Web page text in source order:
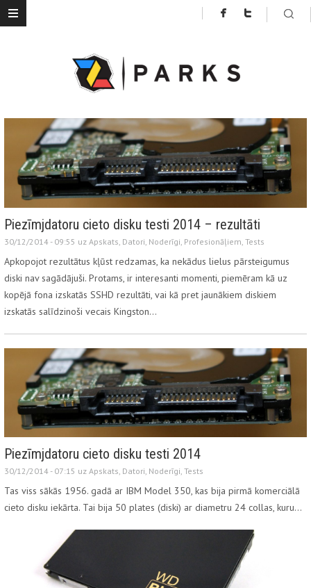
Piezīmjdatoru cieto disku testi 2014 – rezultāti
30/12/2014 - 09:55 uz Apskats Datori Noderīgi Profesionāļiem Tests
Apkopojot rezultātus kļūst redzamas, ka nekādus lielus pārsteigumus
diski nav sagādājuši. Protams, ir interesanti momenti, piemēram kā uz
kopējā fona izskatās SSHD rezultāti, vai kā pret jaunākiem diskiem
izskatās salīdzinoši vecais Kingston…
Piezīmjdatoru cieto disku testi 2014
30/12/2014 - 07:15 uz Apskats, Datori, Noderīgi, Tests
Tas viss sākās 1956. gadā ar IBM Model 350, kas bija pirmā komerciālā
cieto disku iekārta. Tai bija 50 plates (diski) ar diametru 24 collas, kuru…